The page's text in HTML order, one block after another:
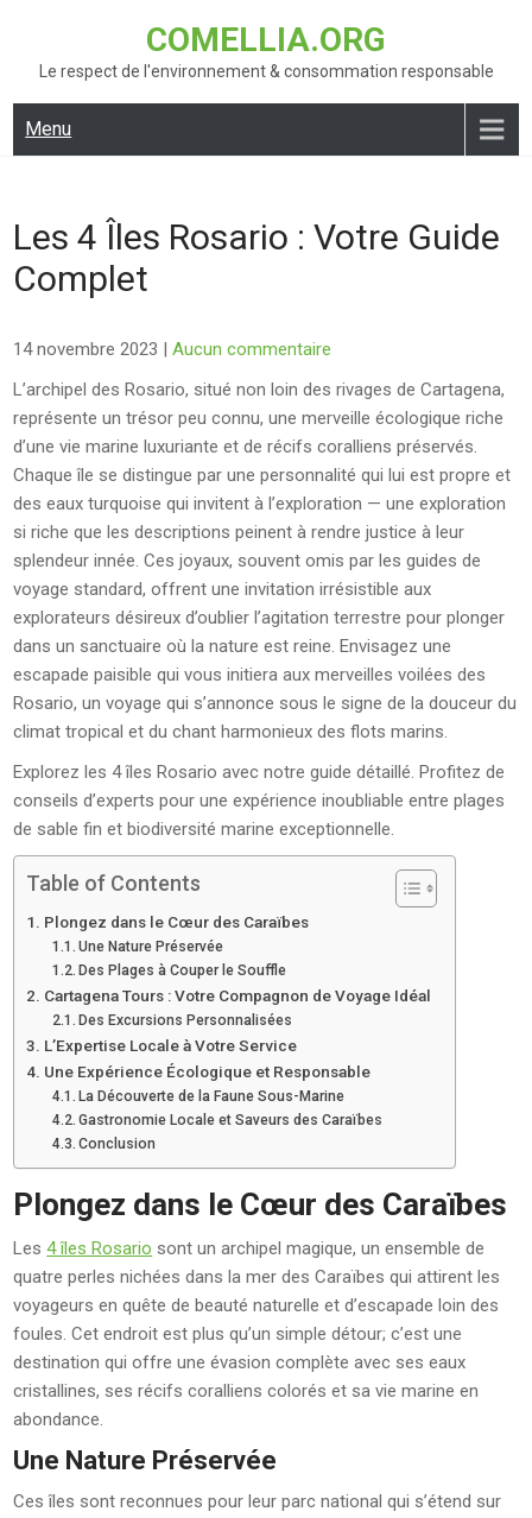
content
COMELLIA.ORG
Le respect de l'environnement & consommation responsable
Menu
Les 4 Îles Rosario : Votre Guide
Complet
14 novembre 2023 |Aucun commentaire
L’archipel des Rosario, situé non loin des rivages de Cartagena,
représente un trésor peu connu, une merveille écologique riche
d’une vie marine luxuriante et de récifs coralliens préservés.
Chaque île se distingue par une personnalité qui lui est propre et
des eaux turquoise qui invitent à l’exploration — une exploration
si riche que les descriptions peinent à rendre justice à leur
splendeur innée. Ces joyaux, souvent omis par les guides de
voyage standard, offrent une invitation irrésistible aux
explorateurs désireux d’oublier l’agitation terrestre pour plonger
dans un sanctuaire où la nature est reine. Envisagez une
escapade paisible qui vous initiera aux merveilles voilées des
Rosario, un voyage qui s’annonce sous le signe de la douceur du
climat tropical et du chant harmonieux des flots marins.
Explorez les 4 îles Rosario avec notre guide détaillé. Profitez de
conseils d’experts pour une expérience inoubliable entre plages
de sable fin et biodiversité marine exceptionnelle.
Table of Contents
Plongez dans le Cœur des Caraïbes
Une Nature Préservée
Des Plages à Couper le Souffle
Cartagena Tours : Votre Compagnon de Voyage Idéal
Des Excursions Personnalisées
L’Expertise Locale à Votre Service
Une Expérience Écologique et Responsable
La Découverte de la Faune Sous-Marine
Gastronomie Locale et Saveurs des Caraïbes
Conclusion
Plongez dans le Cœur des Caraïbes
Les4 îles Rosario sont un archipel magique, un ensemble de
quatre perles nichées dans la mer des Caraïbes qui attirent les
voyageurs en quête de beauté naturelle et d’escapade loin des
foules. Cet endroit est plus qu’un simple détour; c’est une
destination qui offre une évasion complète avec ses eaux
cristallines, ses récifs coralliens colorés et sa vie marine en
abondance.
Une Nature Préservée
Ces îles sont reconnues pour leur parc national qui s’étend sur